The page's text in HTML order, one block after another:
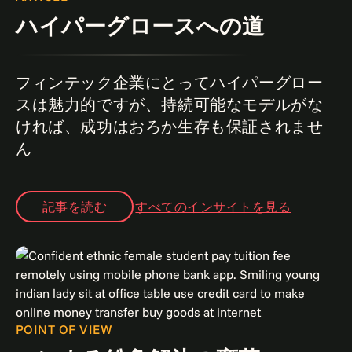
ハイパーグロースへの道
フィンテック企業にとってハイパーグロー
スは魅力的ですが、持続可能なモデルがな
ければ、成功はおろか生存も保証されませ
ん
記事を読む すべてのインサイトを見る
POINT OF VIEW